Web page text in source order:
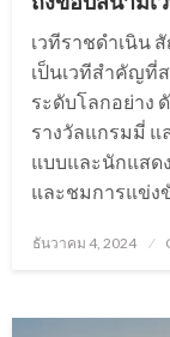
เวทีราชดำเนิน
เป็นเวทีสำคัญที่
ระดับโลกอย่าง
รางวัลแกรมมี่ แ
แบบและนักแสด
และชมการแข่ง
Posted
ธันวาคม 4, 2024